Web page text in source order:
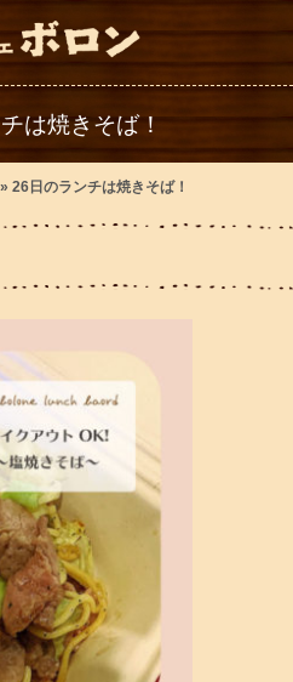
は焼きそば！
26日のランチは焼きそば！